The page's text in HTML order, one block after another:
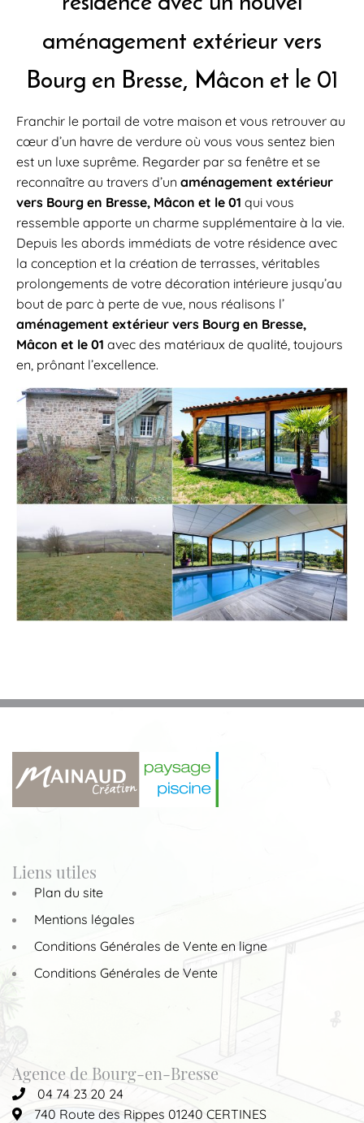
aménagement extérieur vers
Bourg en Bresse, Mâcon et le 01
Franchir le portail de votre maison et vous retrouver au
cœur d’un havre de verdure où vous vous sentez bien
est un luxe suprême. Regarder par sa fenêtre et se
reconnaître au travers d’un aménagement extérieur
vers Bourg en Bresse, Mâcon et le 01 qui vous
ressemble apporte un charme supplémentaire à la vie.
Depuis les abords immédiats de votre résidence avec
la conception et la création de terrasses, véritables
prolongements de votre décoration intérieure jusqu’au
bout de parc à perte de vue, nous réalisons l’
aménagement extérieur vers Bourg en Bresse,
Mâcon et le 01 avec des matériaux de qualité, toujours
en, prônant l’excellence.
Liens utiles
Plan du site
Mentions légales
Conditions Générales de Vente en ligne
Conditions Générales de Vente
Agence de Bourg-en-Bresse
04 74 23 20 24
740 Route des Rippes 01240 CERTINES